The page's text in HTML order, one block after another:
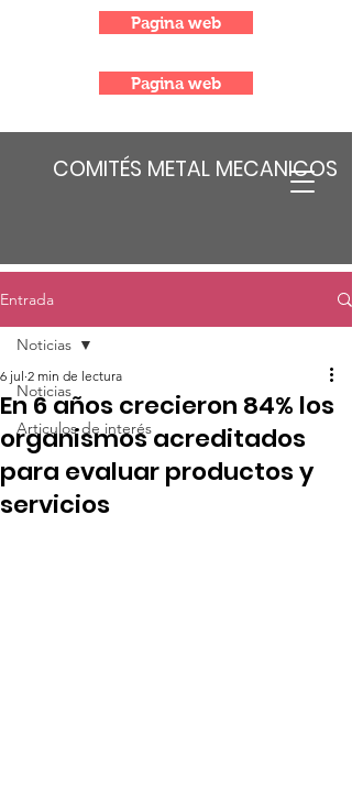
COMITÉS METAL MECANICOS
Pagina web
Pagina web
Entrada
Noticias
Articulos de interés
Noticias
En 6 años crecieron 84% los
organismos acreditados
para evaluar productos y
servicios
6 jul 2 min de lectura